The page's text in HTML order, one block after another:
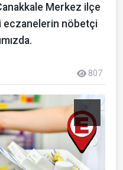
Merkez ilçe
eczanelerin nöbetçi
807